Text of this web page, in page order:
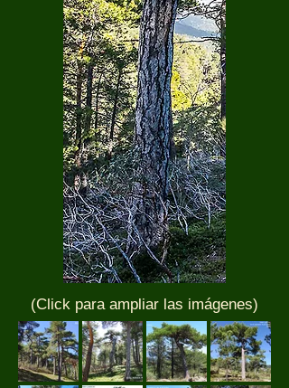
(Click para ampliar las imágenes)